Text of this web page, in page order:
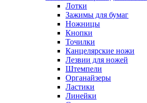
Лотки
Зажимы для бумаг
Ножницы
Кнопки
Точилки
Канцелярские ножи
Лезвии для ножей
Штемпели
Органайзеры
Ластики
Линейки